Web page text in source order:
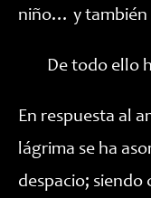
niño… y también
De todo ello
En respuesta al
lágrima se ha
despacio; siendo